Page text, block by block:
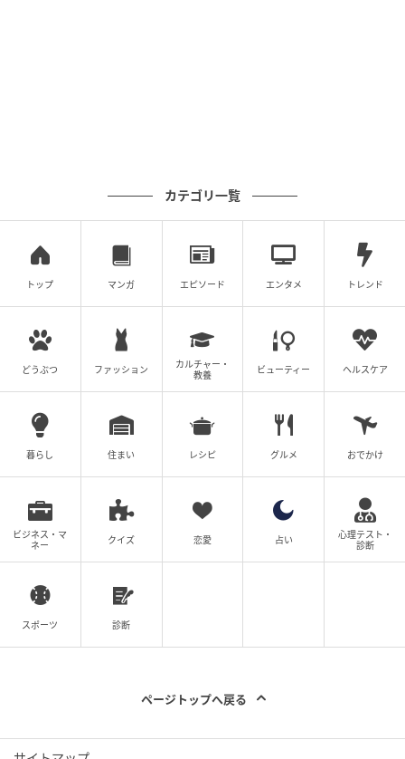
カテゴリ一覧
トップ マンガ エピソード エンタメ トレンド
どうぶつ ファッション
カルチャー・
教養
ビューティー ヘルスケア
暮らし 住まい レシピ グルメ おでかけ
ビジネス・マ
ネー
クイズ 恋愛 占い
心理テスト・
診断
スポーツ 診断
ページトップへ戻る